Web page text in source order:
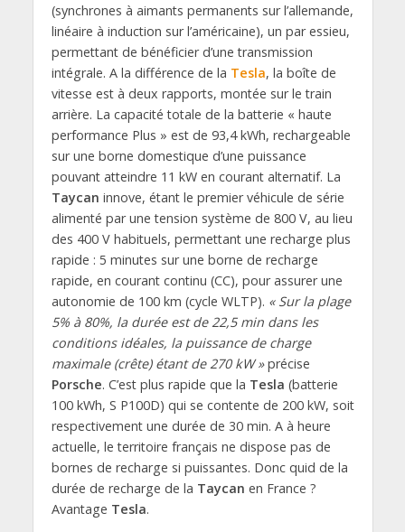
(synchrones à aimants permanents sur l’allemande,
linéaire à induction sur l’américaine), un par essieu,
permettant de bénéficier d’une transmission
intégrale. A la différence de la Tesla, la boîte de
vitesse est à deux rapports, montée sur le train
arrière. La capacité totale de la batterie « haute
performance Plus » est de 93,4 kWh, rechargeable
sur une borne domestique d’une puissance
pouvant atteindre 11 kW en courant alternatif. La
Taycan innove, étant le premier véhicule de série
alimenté par une tension système de 800 V, au lieu
des 400 V habituels, permettant une recharge plus
rapide : 5 minutes sur une borne de recharge
rapide, en courant continu (CC), pour assurer une
autonomie de 100 km (cycle WLTP). « Sur la plage
5% à 80%, la durée est de 22,5 min dans les
conditions idéales, la puissance de charge
maximale (crête) étant de 270 kW »précise
Porsche. C’est plus rapide que la Tesla (batterie
100 kWh, S P100D) qui se contente de 200 kW, soit
respectivement une durée de 30 min. A à heure
actuelle, le territoire français ne dispose pas de
bornes de recharge si puissantes. Donc quid de la
durée de recharge de la Taycan en France ?
Avantage Tesla.